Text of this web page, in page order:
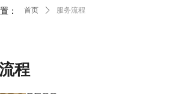
： 首页 ꄲ 服务流程
程